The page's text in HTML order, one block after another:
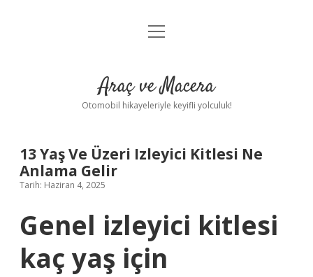
Anasayfa
Yasal Uyarı
menüyü
Araç ve Macera
Otomobil hikayeleriyle keyifli yolculuk!
13 Yaş Ve Üzeri Izleyici Kitlesi Ne
Anlama Gelir
Tarih: Haziran 4, 2025
Genel izleyici kitlesi
kaç yaş için